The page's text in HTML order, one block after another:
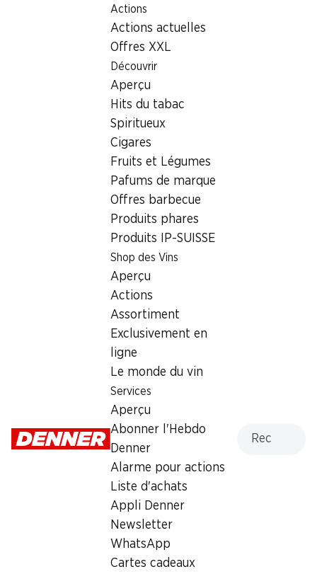
Actions
Actions actuelles
Offres XXL
Découvrir
Aperçu
Hits du tabac
Spiritueux
Cigares
Fruits et Légumes
Pafums de marque
Offres barbecue
Produits phares
Produits IP-SUISSE
Shop des Vins
Aperçu
Actions
Assortiment
Exclusivement en
ligne
Le monde du vin
Services
Aperçu
Abonner l'Hebdo
Denner
Alarme pour actions
Liste d'achats
Appli Denner
Newsletter
WhatsApp
Cartes cadeaux
Localisateur de succursales
Succursale Denner Route de Molignon 5, 1984 Les
1984 Les Haudères
Route de Molignon 5, 1984 Les Haudères
+41 27 283 10 10
Voir l’itinéraire
Heures d'ouverture
Mardi 08:00 - 19:00
08:00 - 19:00
Heures d'ouverture spéciales
Sam., 15.08.2026